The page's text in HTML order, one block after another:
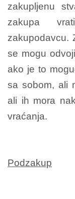
zakupljenu
zakupa
zakupodavcu.
se mogu
ako je to
sa sobom, ali
ali ih mora
vraćanja.
Podzakup